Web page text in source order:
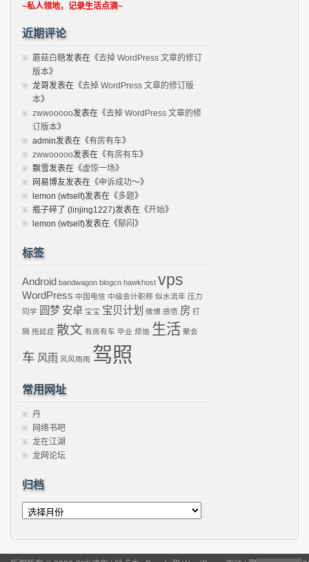
~私人领地，记录生活点滴~
近期评论
蘑菇白糖发表在《去掉 WordPress 文章的修订
版本》
龙哥发表在《去掉 WordPress 文章的修订版
本》
zwwooooo发表在《去掉 WordPress 文章的修
订版本》
admin发表在《有房有车》
zwwooooo发表在《有房有车》
飘雪发表在《虚惊一场》
网易博友发表在《申诉成功～》
lemon (wtself)发表在《多题》
瓶子碎了 (linjing1227)发表在《开始》
lemon (wtself)发表在《郁闷》
标签
Android bandwagon blogcn hawkhost vps
WordPress 中国电信 中级会计职称 似水流年 压力
同学 圆梦 安卓 宝宝 宝贝计划 微博 感悟 房 打
隔 拖延症 散文 有房有车 毕业 烦恼 生活 聚会
车 风雨 风风雨雨 驾照
常用网址
丹
网络书吧
龙在江湖
龙网论坛
归档
归